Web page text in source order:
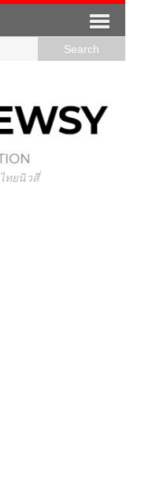
ไทยนิวสี่